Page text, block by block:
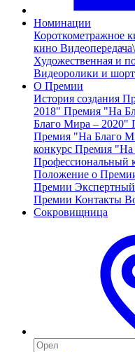
Номинации
Короткометражное
кино
Художественная и
Видеоролики и
О Премии
История создания
2018" Премия "На
Благо Мира – 2020"
Премия "На Благо
конкурс Премия "На
Профессиональный
Положение о
Премии Экспертный
Премии Контакты
Сокровищница